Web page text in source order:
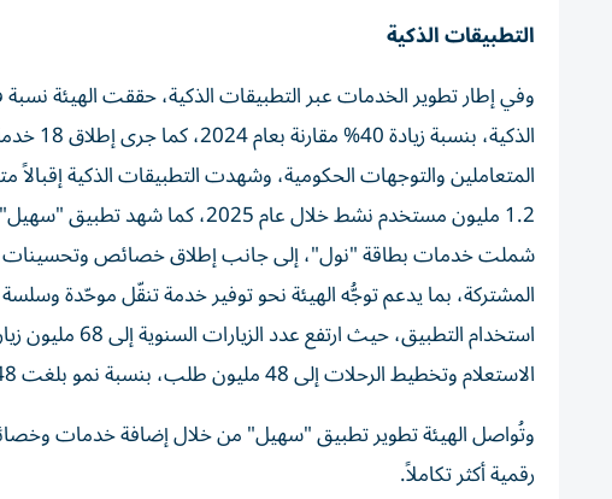
التطبيقات الذكية
المتعاملين والتوجهات الحكومية، وشهدت التطبيقات الذكية
1.2 مليون مستخدم نشط خلال عام
شملت خدمات بطاقة "نول"، إلى جانب إطلاق خصائص وتحسينات
المشتركة، بما يدعم توجُّه الهيئة نحو توفير خدمة تنقّل موحّدة
الاستعلام وتخطيط الرحلات إلى 48 مليون طلب، بنسبة نمو بلغت 48%.
وتُواصل الهيئة تطوير تطبيق "سهيل" من خلال إضافة خدمات
رقمية أكثر تكاملاً.